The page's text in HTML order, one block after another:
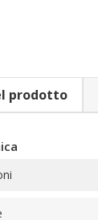
prodotto